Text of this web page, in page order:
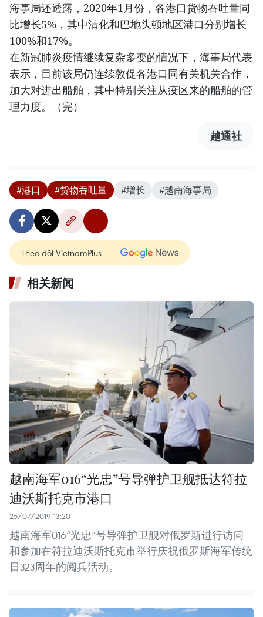
海事局还透露，2020年1月份，各港口货物吞吐量同
比增长5%，其中清化和巴地头顿地区港口分别增长
100%和17%。
在新冠肺炎疫情继续复杂多变的情况下，海事局代表
表示，目前该局仍连续敦促各港口同有关机关合作，
加大对进出船舶，其中特别关注从疫区来的船舶的管
理力度。（完）
越通社
#港口 #货物吞吐量 #增长 #越南海事局
Theo dõi VietnamPlus
相关新闻
越南海军016“光忠”号导弹护卫舰抵达符拉
迪沃斯托克市港口
25/07/2019 13:20
越南海军016“光忠”号导弹护卫舰对俄罗斯进行访问
和参加在符拉迪沃斯托克市举行庆祝俄罗斯海军传统
日323周年的阅兵活动。